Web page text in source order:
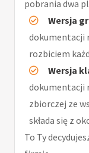
pobrania dwa
Wersja
dokumentacji
rozbiciem
Wersja
dokumentacji
zbiorczej ze
składa się z
To Ty